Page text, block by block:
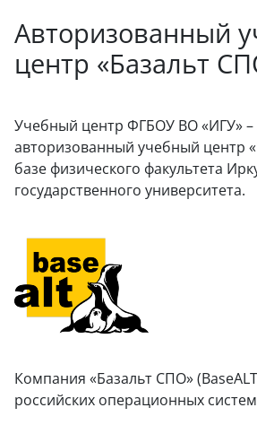
Авторизованный
центр «Базальт
Учебный центр ФГБОУ ВО «ИГУ» –
авторизованный учебный центр
базе физического факультета
государственного университета.
Компания «Базальт СПО»
российских операционных